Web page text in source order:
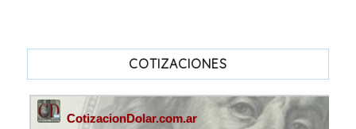
COTIZACIONES